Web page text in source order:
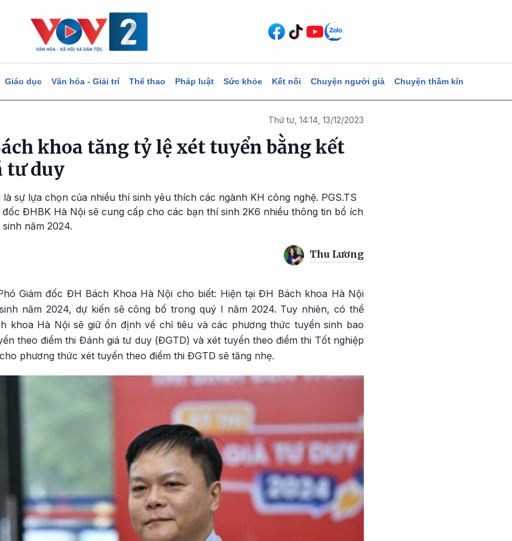
Giáo dục Văn hóa - Giải trí Thể thao Pháp luật Sức khỏe Kết nối Chuyện người già Chuyện thầm kín
Thứ tư, 14:14, 13/12/2023
khoa tăng tỷ lệ xét tuyển bằng kết
tư duy
sự lựa chọn của nhiều thí sinh yêu thích các ngành KH công nghệ. PGS.TS
ĐHBK Hà Nội sẽ cung cấp cho các bạn thí sinh 2K6 nhiều thông tin bổ ích
năm 2024.
Thu Lương
Giám đốc ĐH Bách Khoa Hà Nội cho biết: Hiện tại ĐH Bách khoa Hà Nội
năm 2024, dự kiến sẽ công bố trong quý I năm 2024. Tuy nhiên, có thể
khoa Hà Nội sẽ giữ ổn định về chỉ tiêu và các phương thức tuyển sinh bao
theo điểm thi Đánh giá tư duy (ĐGTD) và xét tuyển theo điểm thi Tốt nghiệp
phương thức xét tuyển theo điểm thi ĐGTD sẽ tăng nhẹ.